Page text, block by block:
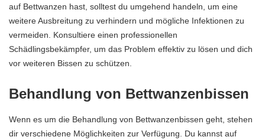
auf Bettwanzen hast, solltest du umgehend handeln, um eine
weitere Ausbreitung zu verhindern und mögliche Infektionen zu
vermeiden. Konsultiere einen professionellen
Schädlingsbekämpfer, um das Problem effektiv zu lösen und dich
vor weiteren Bissen zu schützen.
Behandlung von Bettwanzenbissen
Wenn es um die Behandlung von Bettwanzenbissen geht, stehen
dir verschiedene Möglichkeiten zur Verfügung. Du kannst auf